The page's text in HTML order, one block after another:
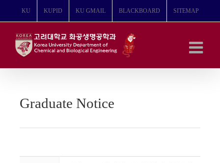
뛰
KU KUPID KU GMAIL BLACKBOARD SITEMAP
Graduate Notice